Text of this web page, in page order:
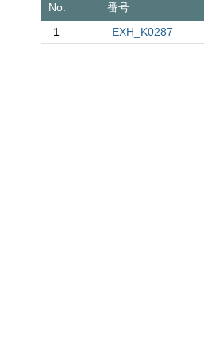
No. 番号
1
EXH_K0287